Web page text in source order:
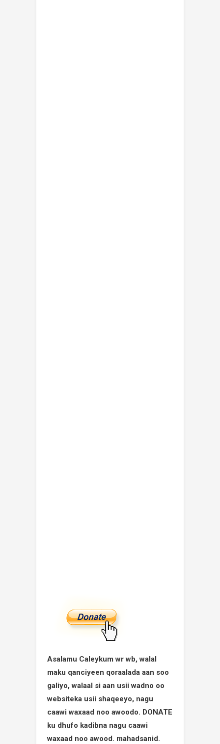
Asalamu Caleykum wr wb, walal
maku qanciyeen qoraalada aan soo
galiyo, walaal si aan usii wadno oo
websiteka usii shaqeeyo, nagu
caawi waxaad noo awoodo. DONATE
ku dhufo kadibna nagu caawi
waxaad noo awood. mahadsanid.